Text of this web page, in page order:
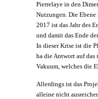
Pierrelaye in den
Nutzungen. Die
2017 ist das Jahr des
und damit das Ende
In dieser Krise ist die
ha die Antwort auf das
Vakuum, welches die
Allerdings ist das
alleine nicht